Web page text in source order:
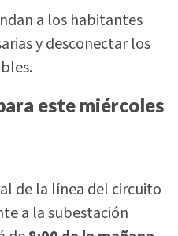
a los habitantes
y desconectar los
este miércoles
de la línea del circuito
a la subestación